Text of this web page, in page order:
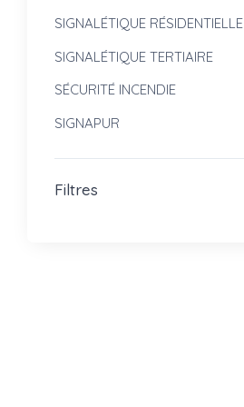
SIGNALÉTIQUE RÉSIDENTIELLE
SIGNALÉTIQUE TERTIAIRE
SÉCURITÉ INCENDIE
SIGNAPUR
Filtres